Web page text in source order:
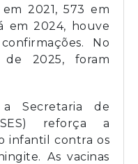
2021, 573 em
em 2024, houve
No
de 2025, foram
Secretaria de
reforça a
infantil contra os
As vacinas